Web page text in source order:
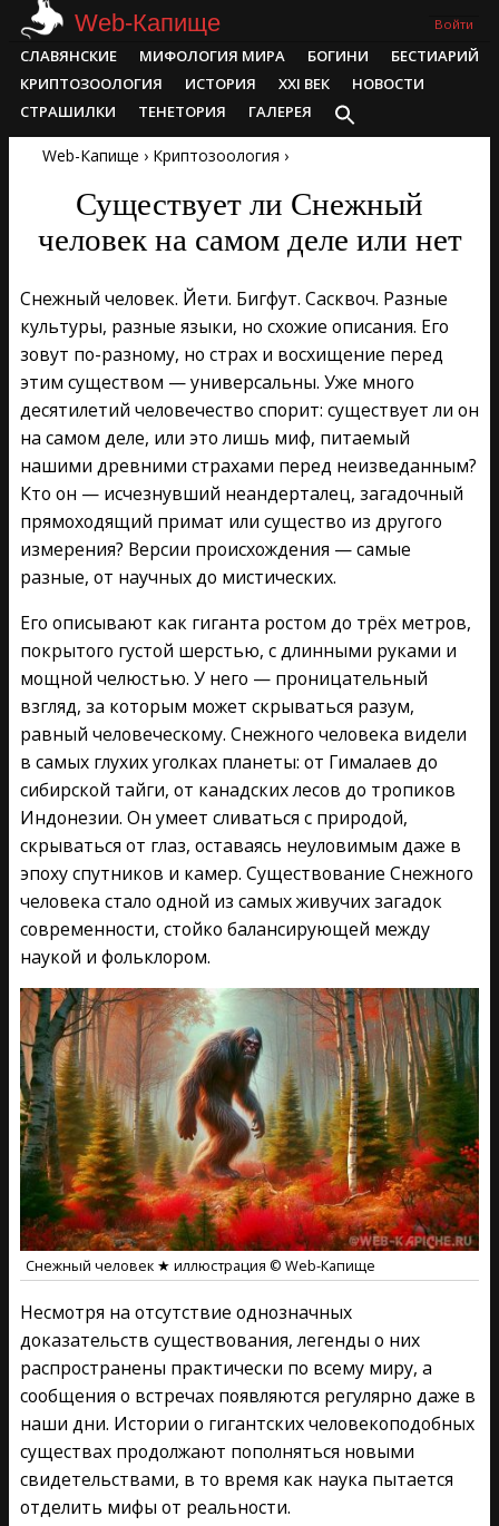
Skip
Web-Капище Войти
Primary
Navigation
Menu
СЛАВЯНСКИЕ МИФОЛОГИЯ МИРА БОГИНИ
БЕСТИАРИЙ
КРИПТОЗООЛОГИЯ
ИСТОРИЯ XXI ВЕК
НОВОСТИ
СТРАШИЛКИ
ТЕНЕТОРИЯ ГАЛЕРЕЯ
Web-Капище › Криптозоология ›
Существует ли Снежный
человек на самом деле или нет
Снежный человек. Йети. Бигфут. Сасквоч. Разные
культуры, разные языки, но схожие описания. Его
зовут по-разному, но страх и восхищение перед
этим существом — универсальны. Уже много
десятилетий человечество спорит: существует ли он
на самом деле, или это лишь миф, питаемый
нашими древними страхами перед неизведанным?
Кто он — исчезнувший неандерталец, загадочный
прямоходящий примат или существо из другого
измерения? Версии происхождения — самые
разные, от научных до мистических.
Его описывают как гиганта ростом до трёх метров,
покрытого густой шерстью, с длинными руками и
мощной челюстью. У него — проницательный
взгляд, за которым может скрываться разум,
равный человеческому. Снежного человека видели
в самых глухих уголках планеты: от Гималаев до
сибирской тайги, от канадских лесов до тропиков
Индонезии. Он умеет сливаться с природой,
скрываться от глаз, оставаясь неуловимым даже в
эпоху спутников и камер. Существование Снежного
человека стало одной из самых живучих загадок
современности, стойко балансирующей между
наукой и фольклором.
Снежный человек ★ иллюстрация © Web-Капище
Несмотря на отсутствие однозначных
доказательств существования, легенды о них
распространены практически по всему миру, а
сообщения о встречах появляются регулярно даже в
наши дни. Истории о гигантских человекоподобных
существах продолжают пополняться новыми
свидетельствами, в то время как наука пытается
отделить мифы от реальности.